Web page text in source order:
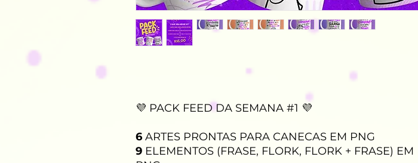
💜 PACK FEED DA SEMANA #1 💜
6 ARTES PRONTAS PARA CANECAS EM PNG
9 ELEMENTOS (FRASE, FLORK, FLORK + FRASE) EM